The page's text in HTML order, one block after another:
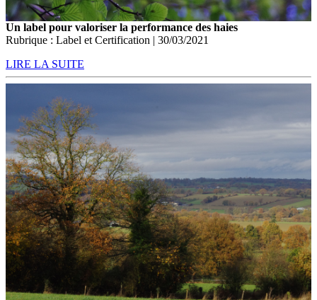
Un label pour valoriser la performance des haies
Rubrique : Label et Certification | 30/03/2021
LIRE LA SUITE